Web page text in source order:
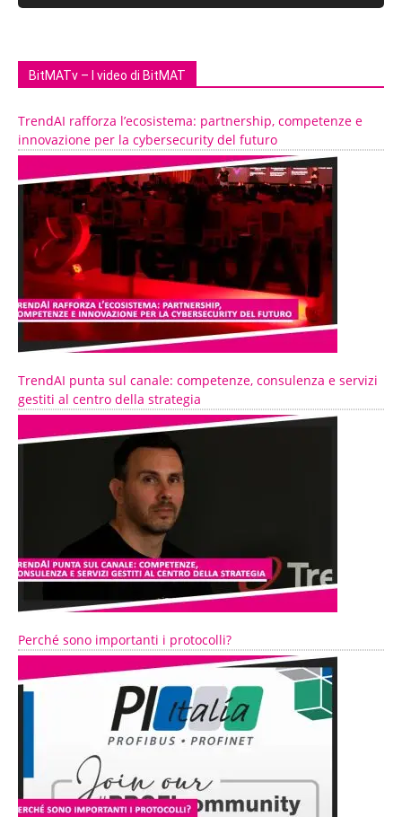
BitMATv – I video di BitMAT
TrendAI rafforza l’ecosistema: partnership, competenze e
innovazione per la cybersecurity del futuro
TrendAI punta sul canale: competenze, consulenza e servizi
gestiti al centro della strategia
Perché sono importanti i protocolli?